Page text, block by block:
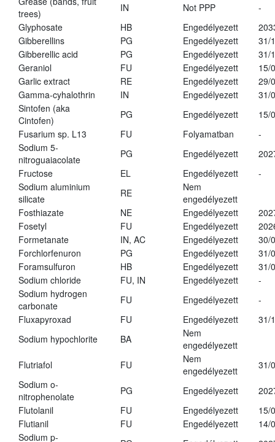
trees)
IN Not PPP
-
Glyphosate
HB Engedélyezett
Gibberellins
PG Engedélyezett
31/
Gibberellic acid
PG Engedélyezett
31/
Geraniol
FU Engedélyezett
15/
Garlic extract
RE Engedélyezett
29/
Gamma-cyhalothrin
IN Engedélyezett
31/
Sintofen (aka
Cintofen)
PG Engedélyezett
15/
Fusarium sp. L13
FU Folyamatban
-
Sodium 5-
nitroguaiacolate
PG Engedélyezett
Fructose
EL Engedélyezett
-
Sodium aluminium
silicate
RE
Nem
engedélyezett
Fosthiazate
NE Engedélyezett
Fosetyl
FU Engedélyezett
Formetanate
IN, AC Engedélyezett
30/
Forchlorfenuron
PG Engedélyezett
31/
Foramsulfuron
HB Engedélyezett
31/
Sodium chloride
FU, IN Engedélyezett
-
Sodium hydrogen
carbonate
FU Engedélyezett
-
Fluxapyroxad
FU Engedélyezett
31/
Sodium hypochlorite
BA
Nem
engedélyezett
Flutriafol
FU
Nem
engedélyezett
31/
Sodium o-
nitrophenolate
PG Engedélyezett
Flutolanil
FU Engedélyezett
15/
Flutianil
FU Engedélyezett
14/
Sodium p-